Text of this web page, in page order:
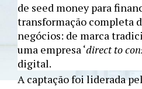
de seed moneypara
transformação completa
negócios: de marca
uma empresa ‘direct to
digital.
A captação foi liderada